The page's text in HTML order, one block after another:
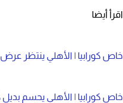
اقرأ أيضا
خاص كورابيا | الأهلي ينتظر
خاص كورابيا | الأهلي يحسم بديل